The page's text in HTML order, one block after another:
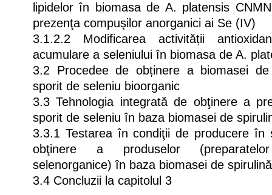
lipidelor în biomasa de A. platensis
prezenţa compuşilor anorganici ai Se (IV)
3.1.2.2 Modificarea activității
acumulare a seleniului în biomasa de A.
3.2 Procedee de obținere a biomasei
sporit de seleniu bioorganic
3.3 Tehnologia integrată de obţinere a
sporit de seleniu în baza biomasei de
3.3.1 Testarea în condiţii de producere în
obţinere a produselor
selenorganice) în baza biomasei de spirulină
3.4 Concluzii la capitolul 3